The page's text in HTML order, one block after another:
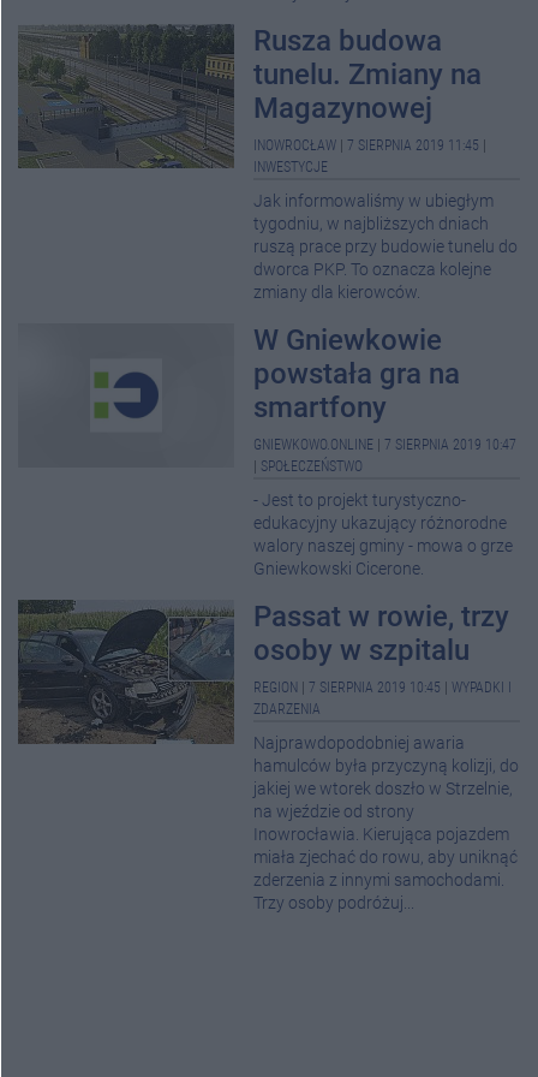
Rusza budowa
tunelu. Zmiany na
Magazynowej
INOWROCŁAW 7 SIERPNIA 2019 11:45
INWESTYCJE
Jak informowaliśmy w ubiegłym
tygodniu, w najbliższych dniach
ruszą prace przy budowie tunelu do
dworca PKP. To oznacza kolejne
zmiany dla kierowców.
W Gniewkowie
powstała gra na
smartfony
GNIEWKOWO.ONLINE
7 SIERPNIA 2019 10:47
SPOŁECZEŃSTWO
- Jest to projekt turystyczno-
edukacyjny ukazujący różnorodne
walory naszej gminy - mowa o grze
Gniewkowski Cicerone.
Passat w rowie, trzy
osoby w szpitalu
REGION 7 SIERPNIA 2019 10:45
WYPADKI I
ZDARZENIA
Najprawdopodobniej awaria
hamulców była przyczyną kolizji, do
jakiej we wtorek doszło w Strzelnie,
na wjeździe od strony
Inowrocławia. Kierująca pojazdem
miała zjechać do rowu, aby uniknąć
zderzenia z innymi samochodami.
Trzy osoby podróżuj...